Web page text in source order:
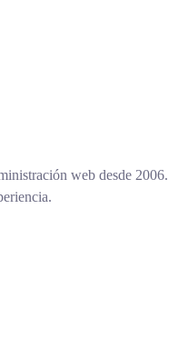
web desde 2006.